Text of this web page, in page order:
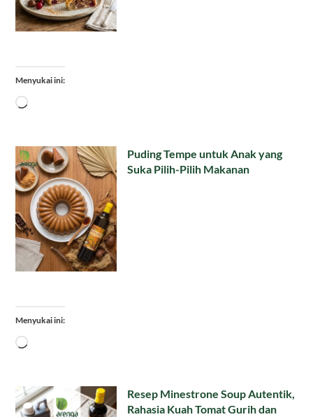
Menyukai ini:
Memuat...
Puding Tempe untuk Anak yang
Suka Pilih-Pilih Makanan
Menyukai ini:
Memuat...
Resep Minestrone Soup Autentik,
Rahasia Kuah Tomat Gurih dan